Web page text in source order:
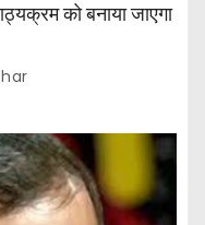
को बनाया जाएगा